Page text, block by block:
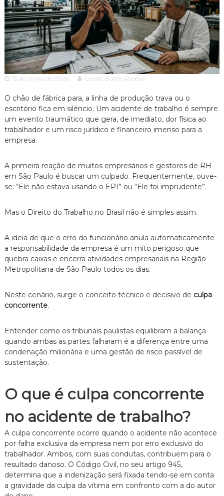
c
i
a
A
d
v
o
a
c
i
ã
o
P
a
u
l
e
s
e
c
a
l
d
o
e
i
i
t
o
d
a
i
a
,
t
n
d
i
e
n
t
o
é
13 de junho de 2026 Oseias Bueno Ribeiro
O chão de fábrica para,a linha de produção trava ou o
escritório fica em silêncio. Um acidente de trabalho é sempre
um evento traumático que gera,de imediato,dor física ao
trabalhador e um risco jurídico e financeiro imenso para a
empresa.
A primeira reação de muitos empresários e gestores de RH
em São Paulo é buscar um culpado. Frequentemente,ouve-
se: “Ele não estava usando o EPI” ou “Ele foi imprudente”.
Mas o Direito do Trabalho no Brasil não é simples assim.
A ideia de que o erro do funcionário anula automaticamente
a responsabilidade da empresa é um mito perigoso que
quebra caixas e encerra atividades empresariais na Região
Metropolitana de São Paulo todos os dias.
Neste cenário,surge o conceito técnico e decisivo de culpa
concorrente.
Entender como os tribunais paulistas equilibram a balança
quando ambas as partes falharam é a diferença entre uma
condenação milionária e uma gestão de risco passível de
sustentação.
O que é culpa concorrente
no acidente de trabalho?
A culpa concorrente ocorre quando o acidente não acontece
por falha exclusiva da empresa nem por erro exclusivo do
trabalhador. Ambos,com suas condutas,contribuem para o
resultado danoso. O Código Civil,no seu artigo 945,
determina que a indenização será fixada tendo-se em conta
a gravidade da culpa da vítima em confronto com a do autor